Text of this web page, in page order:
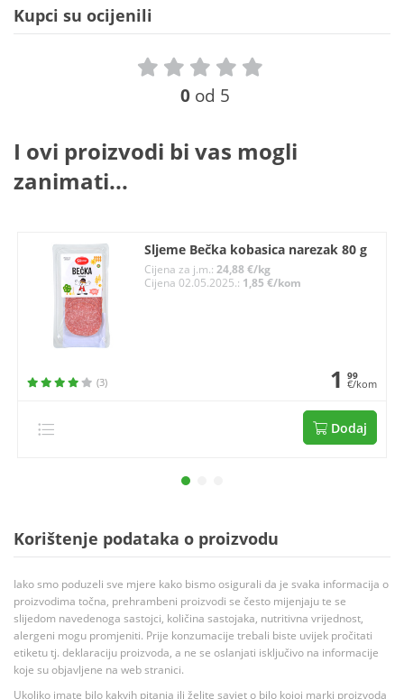
Kupci su ocijenili
0 od 5
I ovi proizvodi bi vas mogli
zanimati...
Sljeme Bečka kobasica narezak 80 g
Cijena za j.m.:24,88 €/kg
Cijena 02.05.2025.: 1,85 €/kom
(3) 1 99
€/kom
Dodaj
Korištenje podataka o proizvodu
Iako smo poduzeli sve mjere kako bismo osigurali da je svaka informacija o
proizvodima točna, prehrambeni proizvodi se često mijenjaju te se
slijedom navedenoga sastojci, količina sastojaka, nutritivna vrijednost,
alergeni mogu promjeniti. Prije konzumacije trebali biste uvijek pročitati
etiketu tj. deklaraciju proizvoda, a ne se oslanjati isključivo na informacije
koje su objavljene na web stranici.
Ukoliko imate bilo kakvih pitanja ili želite savjet o bilo kojoj marki proizvoda